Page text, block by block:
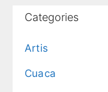
Categories
Artis
Cuaca